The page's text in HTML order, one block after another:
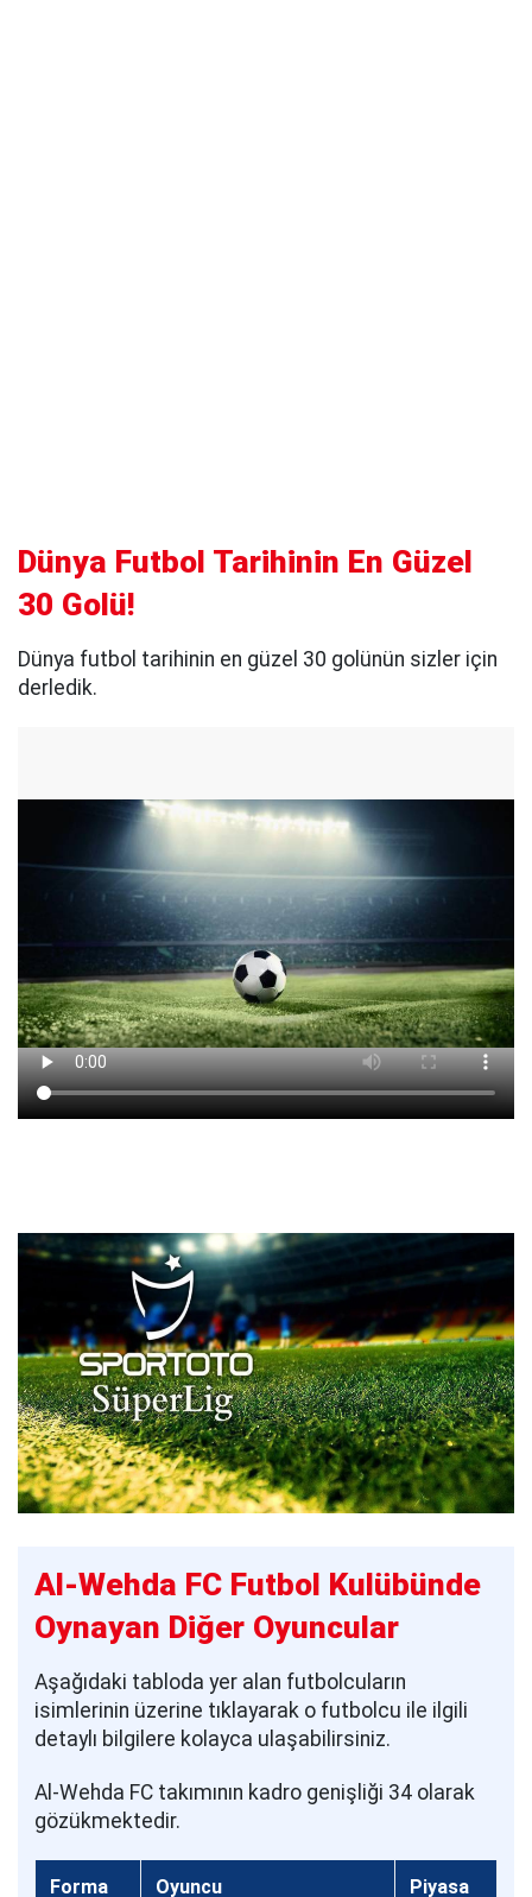
Dünya Futbol Tarihinin En Güzel
30 Golü!
Dünya futbol tarihinin en güzel 30 golünün sizler için
derledik.
Al-Wehda FC Futbol Kulübünde
Oynayan Diğer Oyuncular
Aşağıdaki tabloda yer alan futbolcuların
isimlerinin üzerine tıklayarak o futbolcu ile ilgili
detaylı bilgilere kolayca ulaşabilirsiniz.
Al-Wehda FC takımının kadro genişliği 34 olarak
gözükmektedir.
Forma Oyuncu Piyasa